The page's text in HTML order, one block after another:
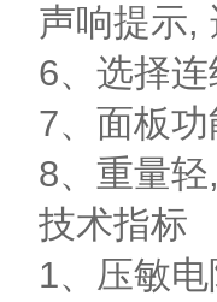
声响提示,
6、选择
7、面板
8、重量
技术指标
1、压敏